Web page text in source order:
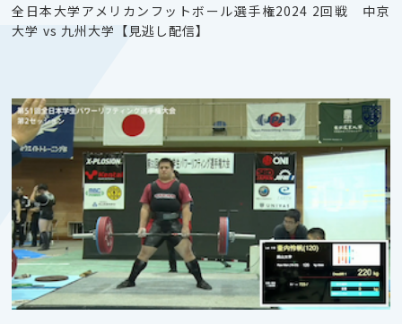
全日本大学アメリカンフットボール選手権2024 2回戦 中京
大学 vs 九州大学【見逃し配信】